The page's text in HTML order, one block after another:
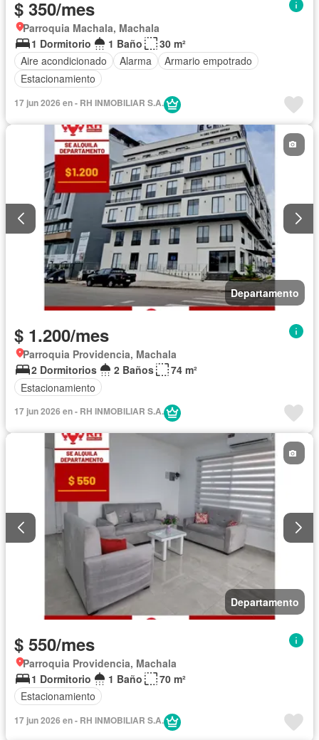
$ 350/mes
Parroquia Machala, Machala
1 Dormitorio
1 Baño
30 m²
Aire acondicionado
Alarma
Armario empotrado
Estacionamiento
17 jun 2026 en - RH INMOBILIAR S.A.
Departamento
$ 1.200/mes
Parroquia Providencia, Machala
2 Dormitorios
2 Baños
74 m²
Estacionamiento
17 jun 2026 en - RH INMOBILIAR S.A.
Departamento
$ 550/mes
Parroquia Providencia, Machala
1 Dormitorio
1 Baño
70 m²
Estacionamiento
17 jun 2026 en - RH INMOBILIAR S.A.